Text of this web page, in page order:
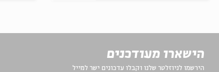
הישארו מעודכנים
הירשמו לניוזלטר שלנו וקבלו עדכונים ישר למייל